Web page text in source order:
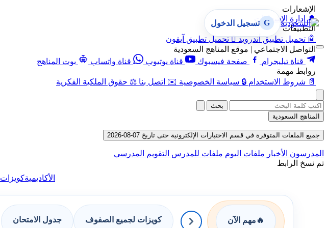
الإشعارات
🔔 إدارة الإشعارات
التطبيقات
🤖 تحميل تطبيق أندرويد  تحميل تطبيق آيفون
التواصل الاجتماعي | موقع المناهج السعودية
قناة تيليجرام
صفحة فيسبوك قناة يوتيوب قناة واتساب
بوت المناهج
روابط مهمة
📄 شروط الاستخدام 🔒 سياسة الخصوصية ✉️ اتصل بنا ⚖️ حقوق الملكية الفكرية
G تسجيل الدخول
بحث
المناهج السعودية
جميع الملفات المتوفرة في قسم الاختبارات الإلكترونية حتى تاريخ 07-08-2026
المدرسون الأخبار ملفات اليوم ملفات للمدرس التقويم المدرسي
تم نسخ الرابط
الأكاديميةكويزات
🔥 مهم الآن كويزات لجميع الصفوف جدول الامتحان